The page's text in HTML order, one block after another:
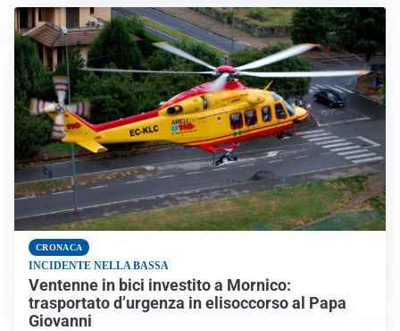
CRONACA
INCIDENTE NELLA BASSA
Ventenne in bici investito a Mornico:
trasportato d’urgenza in elisoccorso al Papa
Giovanni